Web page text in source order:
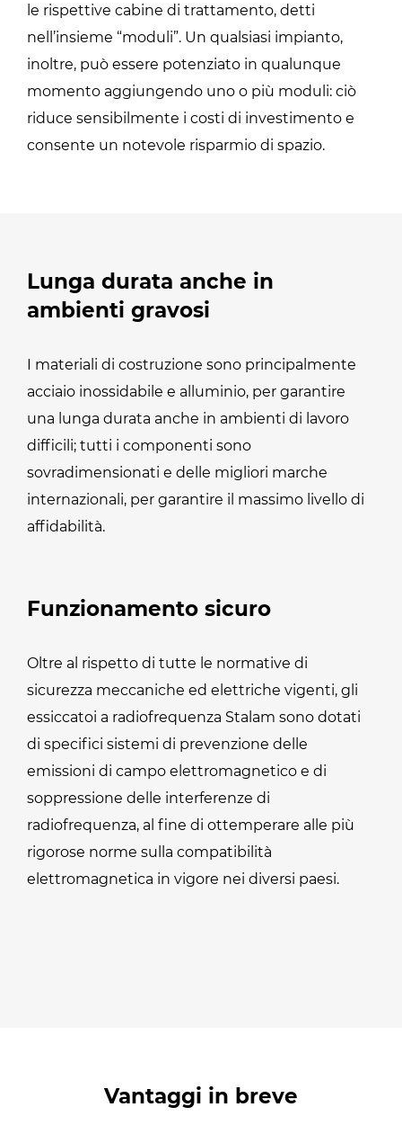
le rispettive cabine di trattamento, detti
nell’insieme “moduli”. Un qualsiasi impianto,
inoltre, può essere potenziato in qualunque
momento aggiungendo uno o più moduli: ciò
riduce sensibilmente i costi di investimento e
consente un notevole risparmio di spazio.
Lunga durata anche in
ambienti gravosi
I materiali di costruzione sono principalmente
acciaio inossidabile e alluminio, per garantire
una lunga durata anche in ambienti di lavoro
difficili; tutti i componenti sono
sovradimensionati e delle migliori marche
internazionali, per garantire il massimo livello di
affidabilità.
Funzionamento sicuro
Oltre al rispetto di tutte le normative di
sicurezza meccaniche ed elettriche vigenti, gli
essiccatoi a radiofrequenza Stalam sono dotati
di specifici sistemi di prevenzione delle
emissioni di campo elettromagnetico e di
soppressione delle interferenze di
radiofrequenza, al fine di ottemperare alle più
rigorose norme sulla compatibilità
elettromagnetica in vigore nei diversi paesi.
Vantaggi in breve